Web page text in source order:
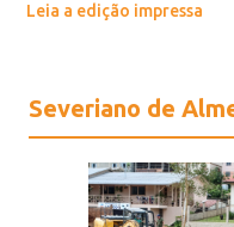
Leia a edição impressa
Severiano de